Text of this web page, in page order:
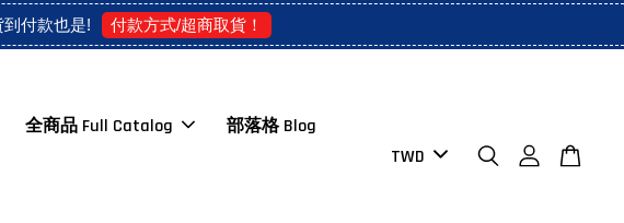
付款也是! 付款方式/超商取貨！
全商品 Full Catalog 部落格 Blog